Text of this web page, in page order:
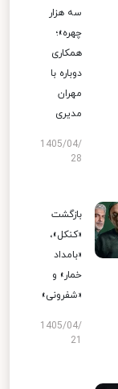
سه هزار
چهره»؛
همکاری
دوباره با
مهران
مدیری
1405/04/
28
بازگشت
«کنکل»،
«بامداد
خمار» و
«شفرونی»
1405/04/